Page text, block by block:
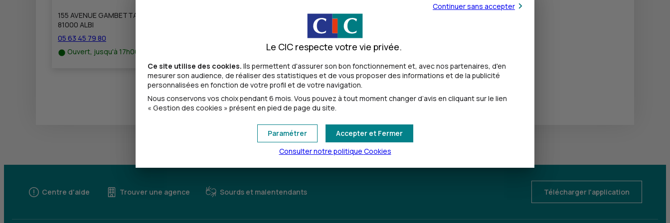
155 AVENUE GAMBETTA
81000 ALBI
05 63 45 79 80
Ouvert, jusqu'à 17h00
114 AVENUE CHARLES DE GAULLE
Ouvert, jusqu'à 18h00
Toutes les localités
Centre d'aide Trouver une agence Sourds et malentendants Télécharger l'application
Continuer sans accepter
Le CIC respecte votre vie privée.
Ce site utilise des cookies. Ils permettent d'assurer son bon fonctionnement et, avec nos partenaires, d'en
mesurer son audience, de réaliser des statistiques et de vous proposer des informations et de la publicité
personnalisées en fonction de votre profil et de votre navigation.
Nous conservons vos choix pendant 6 mois. Vous pouvez à tout moment changer d’avis en cliquant sur le lien
« Gestion des cookies » présent en pied de page du site.
Accepter et Fermer
Paramétrer
Consulter notre politique Cookies